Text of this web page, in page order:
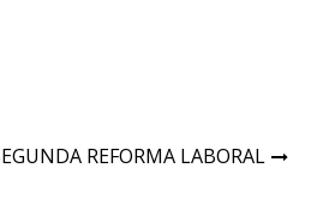
REFORMA LABORAL